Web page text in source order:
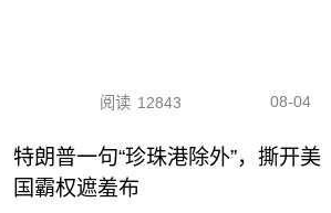
阅读 12843 08-04
特朗普一句“珍珠港除外”，撕开美
国霸权遮羞布